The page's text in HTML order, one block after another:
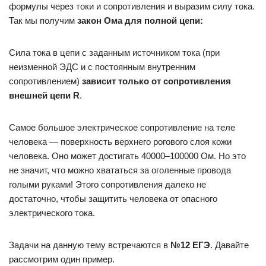
формулы через токи и сопротивления и выразим силу тока.
Так мы получим закон Ома для полной цепи:
Сила тока в цепи с заданным источником тока (при
неизменной ЭДС и с постоянным внутренним
сопротивлением) зависит только от сопротивления
внешней цепи R.
Самое большое электрическое сопротивление на теле
человека — поверхность верхнего рогового слоя кожи
человека. Оно может достигать 40000–100000 Ом. Но это
не значит, что можно хвататься за оголенные провода
голыми руками! Этого сопротивления далеко не
достаточно, чтобы защитить человека от опасного
электрического тока.
Задачи на данную тему встречаются в №12 ЕГЭ. Давайте
рассмотрим один пример.